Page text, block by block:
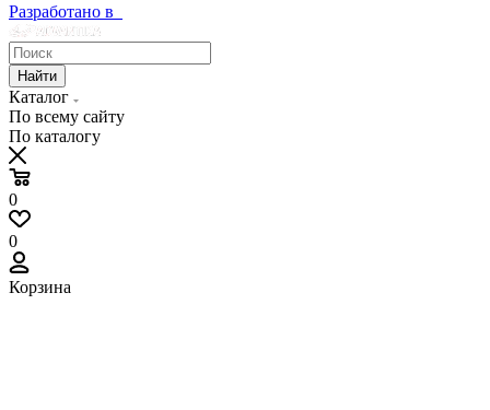
Разработано в
Найти
Каталог
По всему сайту
По каталогу
0
0
Корзина